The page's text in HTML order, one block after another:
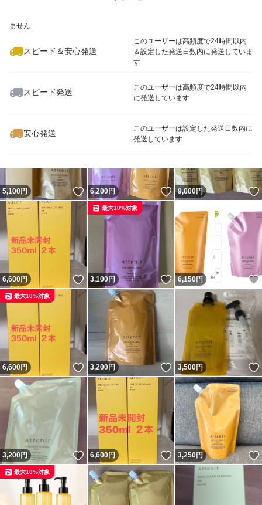
・お肌のくすみが気になる方
・毛穴の汚れが気になる方
・しっかりメイクを素早く落としたい方
・W洗顔したくない方
3プッシュ分程度を手に取り、やさしくマッサージするよ
うにメイクとなじませた後、水またはぬるま湯で洗い流し
てください。
ません
スピード＆安心発送
このユーザーは高頻度で24時間以内
＆設定した発送日数内に発送していま
す
スピード発送
このユーザーは高頻度で24時間以内
に発送しています
安心発送
このユーザーは設定した発送日数内に
発送しています
いいね！
3,100
5,100円 いいね！
6,200円 いいね！
9,000円
6,600円 いいね！
3,100円 いいね！
最大10%対象
6,150円
6,600円 いいね！
最大10%対象
3,200円 いいね！
3,500円
3,200円 いいね！
6,600円 いいね！
3,250円
最大10%対象